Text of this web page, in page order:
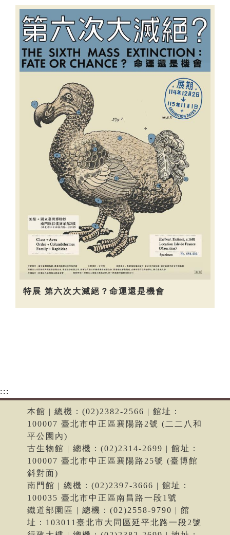
特展 第六次大滅絕？命運還是機會
:::
本館 | 總機：(02)2382-2566 | 館址：
100007 臺北市中正區襄陽路2號 (二二八和
平公園內)
古生物館 | 總機：(02)2314-2699 | 館址：
100007 臺北市中正區襄陽路25號 (臺博館
斜對面)
南門館 | 總機：(02)2397-3666 | 館址：
100035 臺北市中正區南昌路一段1號
鐵道部園區 | 總機：(02)2558-9790 | 館
址：103011臺北市大同區延平北路一段2號